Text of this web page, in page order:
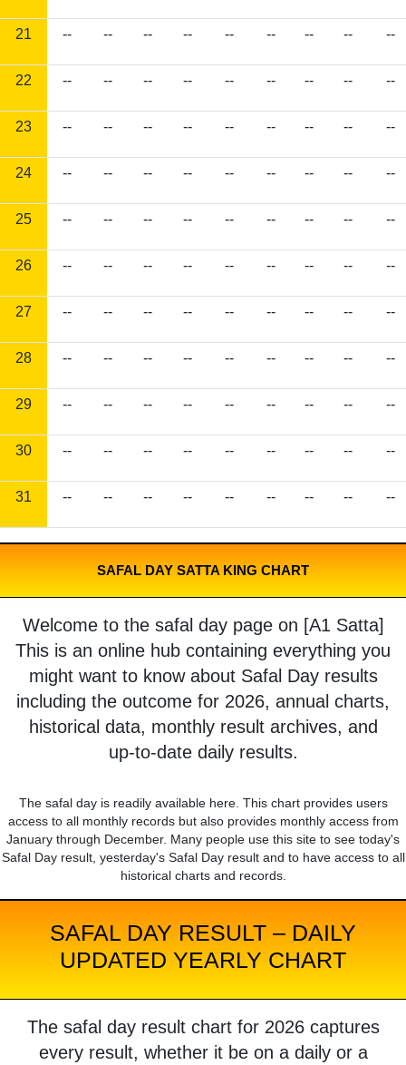
21 -- -- -- -- -- -- -- -- --
22 -- -- -- -- -- -- -- -- --
23 -- -- -- -- -- -- -- -- --
24 -- -- -- -- -- -- -- -- --
25 -- -- -- -- -- -- -- -- --
26 -- -- -- -- -- -- -- -- --
27 -- -- -- -- -- -- -- -- --
28 -- -- -- -- -- -- -- -- --
29 -- -- -- -- -- -- -- -- --
30 -- -- -- -- -- -- -- -- --
31 -- -- -- -- -- -- -- -- --
SAFAL DAY SATTA KING CHART
Welcome to the safal day page on [A1 Satta]
This is an online hub containing everything you
might want to know about Safal Day results
including the outcome for 2026, annual charts,
historical data, monthly result archives, and
up-to-date daily results.
The safal day is readily available here. This chart provides users
access to all monthly records but also provides monthly access from
January through December. Many people use this site to see today's
Safal Day result, yesterday's Safal Day result and to have access to all
historical charts and records.
SAFAL DAY RESULT – DAILY
UPDATED YEARLY CHART
The safal day result chart for 2026 captures
every result, whether it be on a daily or a